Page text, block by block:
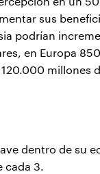
sus
podrían
en Europa
millones
dentro de su
cada 3.